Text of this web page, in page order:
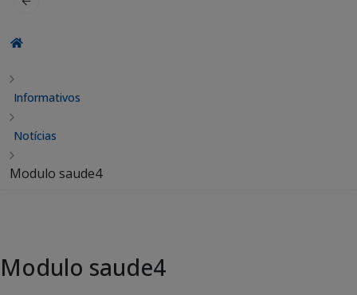
Informativos
Notícias
Modulo saude4
Modulo saude4